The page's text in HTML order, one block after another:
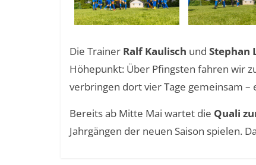
Die Trainer Ralf Kaulisch und Stephan
Höhepunkt: Über Pfingsten fahren wir
verbringen dort vier Tage gemeinsam –
Bereits ab Mitte Mai wartet die Quali
Jahrgängen der neuen Saison spielen.